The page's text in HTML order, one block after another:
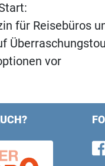
für Reisebüros
vor